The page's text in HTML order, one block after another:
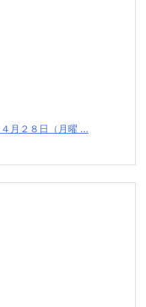
４月２８日（月曜 ...